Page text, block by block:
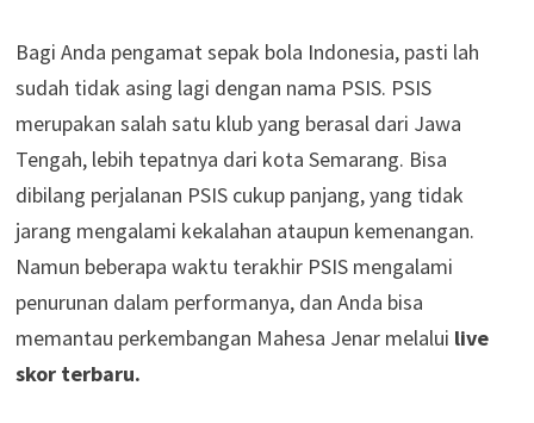
Bagi Anda pengamat sepak bola Indonesia, pasti lah
sudah tidak asing lagi dengan nama PSIS. PSIS
merupakan salah satu klub yang berasal dari Jawa
Tengah, lebih tepatnya dari kota Semarang. Bisa
dibilang perjalanan PSIS cukup panjang, yang tidak
jarang mengalami kekalahan ataupun kemenangan.
Namun beberapa waktu terakhir PSIS mengalami
penurunan dalam performanya, dan Anda bisa
memantau perkembangan Mahesa Jenar melalui live
skor terbaru.